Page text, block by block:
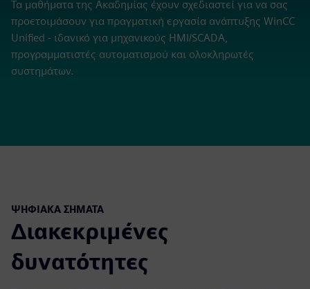
Τα μαθήματα της Ακαδημίας έχουν σχεδιαστεί για να σας
προετοιμάσουν για πραγματική εργασία ανάπτυξης WinCC
Unified - ιδανικό για μηχανικούς HMI/SCADA,
προγραμματιστές αυτοματισμού και ολοκληρωτές
συστημάτων.
ΨΗΦΙΑΚΆ ΣΉΜΑΤΑ
Διακεκριμένες
δυνατότητες